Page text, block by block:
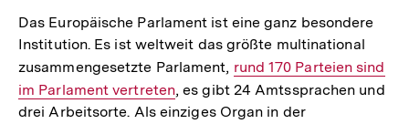
Das Europäische Parlament ist eine ganz besondere
Institution. Es ist weltweit das größte multinational
zusammengesetzte Parlament, Interner
Link:
rund 170 Parteien sind
im Parlament vertreten, es gibt 24 Amtssprachen und
drei Arbeitsorte. Als einziges Organ in der